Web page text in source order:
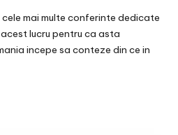
mai multe conferinte dedicate
lucru pentru ca asta
incepe sa conteze din ce in